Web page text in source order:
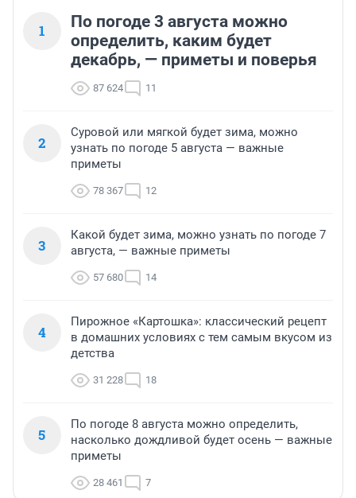
1
По погоде 3 августа можно
определить, каким будет
декабрь, — приметы и поверья
87 624 11
2
Суровой или мягкой будет зима, можно
узнать по погоде 5 августа — важные
приметы
78 367 12
3
Какой будет зима, можно узнать по погоде 7
августа, — важные приметы
57 680 14
4
Пирожное «Картошка»: классический рецепт
в домашних условиях с тем самым вкусом из
детства
31 228 18
5
По погоде 8 августа можно определить,
насколько дождливой будет осень — важные
приметы
28 461 7